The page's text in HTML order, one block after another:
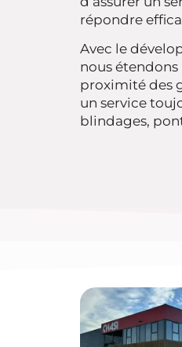
répondre
Avec le
nous étendons
proximité des
un service
blindages,